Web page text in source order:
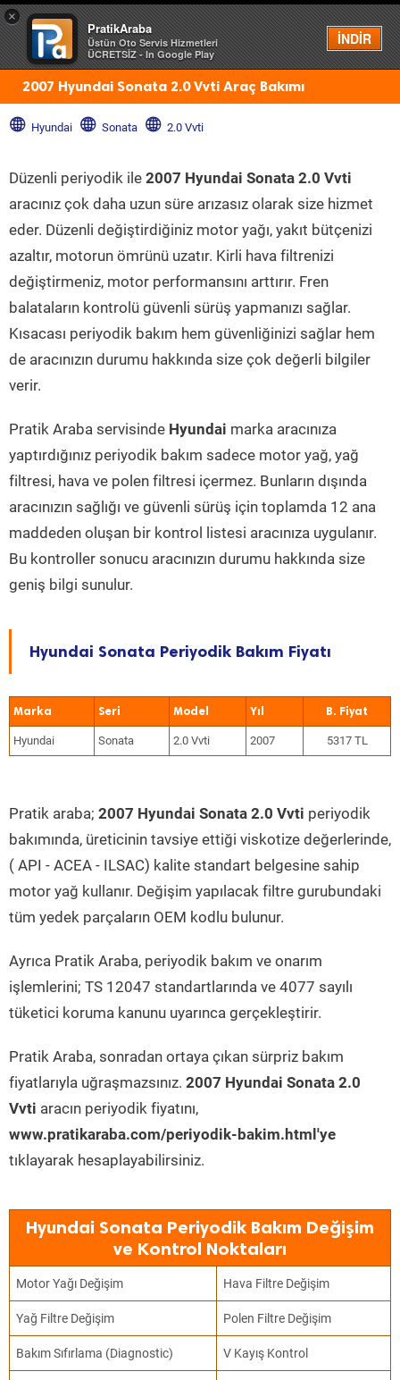
×
PratikAraba
Üstün Oto Servis Hizmetleri
ÜCRETSİZ - In Google Play
İNDİR
Menü
2007 Hyundai Sonata 2.0 Vvti Araç Bakımı
Hyundai Sonata 2.0 Vvti
Düzenli periyodik ile 2007 Hyundai Sonata 2.0 Vvti
aracınız çok daha uzun süre arızasız olarak size hizmet
eder. Düzenli değiştirdiğiniz motor yağı, yakıt bütçenizi
azaltır, motorun ömrünü uzatır. Kirli hava filtrenizi
değiştirmeniz, motor performansını arttırır. Fren
balataların kontrolü güvenli sürüş yapmanızı sağlar.
Kısacası periyodik bakım hem güvenliğinizi sağlar hem
de aracınızın durumu hakkında size çok değerli bilgiler
verir.
Pratik Araba servisinde Hyundai marka aracınıza
yaptırdığınız periyodik bakım sadece motor yağ, yağ
filtresi, hava ve polen filtresi içermez. Bunların dışında
aracınızın sağlığı ve güvenli sürüş için toplamda 12 ana
maddeden oluşan bir kontrol listesi aracınıza uygulanır.
Bu kontroller sonucu aracınızın durumu hakkında size
geniş bilgi sunulur.
Hyundai Sonata Periyodik Bakım Fiyatı
Marka Seri Model Yıl
Hyundai Sonata 2.0 Vvti 2007 5317 TL
Pratik araba; 2007 Hyundai Sonata 2.0 Vvti periyodik
bakımında, üreticinin tavsiye ettiği viskotize değerlerinde,
( API - ACEA - ILSAC) kalite standart belgesine sahip
motor yağ kullanır. Değişim yapılacak filtre gurubundaki
tüm yedek parçaların OEM kodlu bulunur.
Ayrıca Pratik Araba, periyodik bakım ve onarım
işlemlerini; TS 12047 standartlarında ve 4077 sayılı
tüketici koruma kanunu uyarınca gerçekleştirir.
Pratik Araba, sonradan ortaya çıkan sürpriz bakım
fiyatlarıyla uğraşmazsınız. 2007 Hyundai Sonata 2.0
Vvti aracın periyodik fiyatını,
www.pratikaraba.com/periyodik-bakim.html'ye
tıklayarak hesaplayabilirsiniz.
Hyundai Sonata Periyodik Bakım Değişim
ve Kontrol Noktaları
Motor Yağı Değişim Hava Filtre Değişim
Yağ Filtre Değişim Polen Filtre Değişim
Bakım Sıfırlama (Diagnostic) V Kayış Kontrol